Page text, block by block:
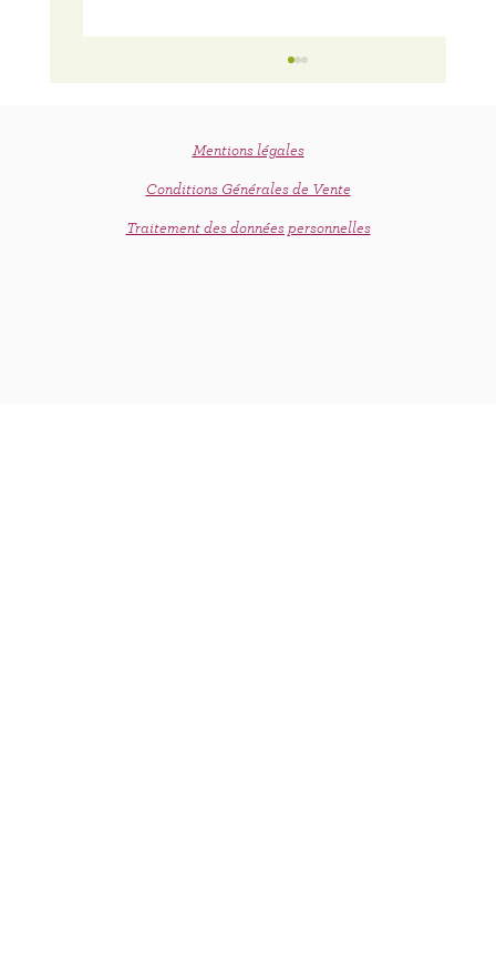
Mentions légales
Conditions Générales de Vente
Traitement des données personnelles